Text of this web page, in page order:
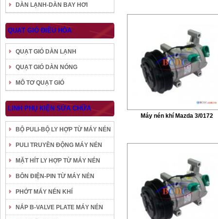
DÀN LẠNH-DÀN BAY HƠI
QUẠT GIÓ ĐIỀU HÒA
QUẠT GIÓ DÀN LẠNH
QUẠT GIÓ DÀN NÓNG
MÔ TƠ QUẠT GIÓ
LINH PHỤ KIỆN SỬA CHỮA
BỘ PULI-BỘ LY HỢP TỪ MÁY NÉN
PULI TRUYỀN ĐỘNG MÁY NÉN
MẶT HÍT LY HỢP TỪ MÁY NÉN
BÔN ĐIỆN-PIN TỪ MÁY NÉN
PHỚT MÁY NÉN KHÍ
NẮP B-VALVE PLATE MÁY NÉN
Máy nén khí Mazda 3/0172